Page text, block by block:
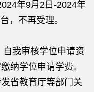
年9月2日-2024年
，不再受理。
自我审核学位申请资
纳学位申请学费。
省教育厅等部门关